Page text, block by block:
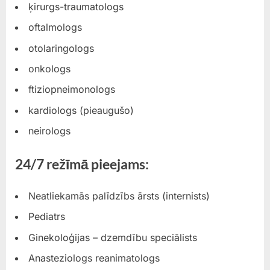
ķirurgs-traumatologs
oftalmologs
otolaringologs
onkologs
ftiziopneimonologs
kardiologs (pieaugušo)
neirologs
24/7 režīmā pieejams:
Neatliekamās palīdzībs ārsts (internists)
Pediatrs
Ginekoloģijas – dzemdību speciālists
Anasteziologs reanimatologs